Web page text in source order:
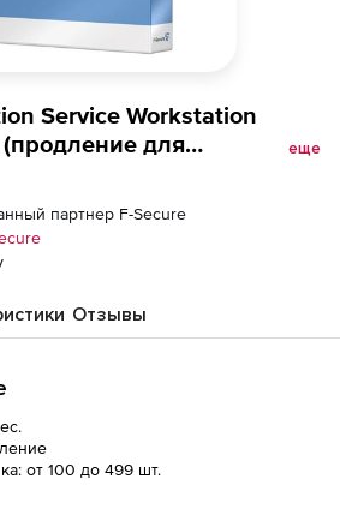
Service Workstation
для
Количество лицензий
еще
партнер F-Secure
Отзывы
от 100 до 499 шт.